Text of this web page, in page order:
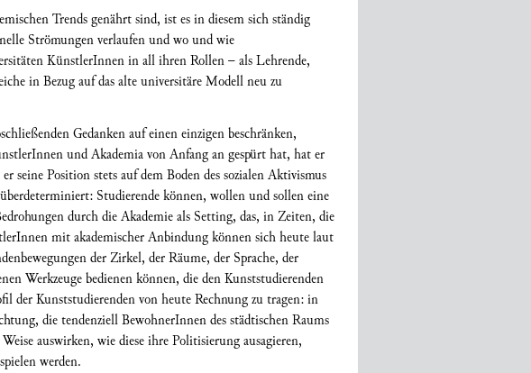
Trends genährt sind, ist es in diesem sich ständig
Strömungen verlaufen und wo und wie
KünstlerInnen in all ihren Rollen – als Lehrende,
in Bezug auf das alte universitäre Modell neu zu
Gedanken auf einen einzigen beschränken,
und Akademia von Anfang an gespürt hat, hat er
seine Position stets auf dem Boden des sozialen Aktivismus
Studierende können, wollen und sollen eine
durch die Akademie als Setting, das, in Zeiten, die
mit akademischer Anbindung können sich heute laut
der Zirkel, der Räume, der Sprache, der
Werkzeuge bedienen können, die den Kunststudierenden
der Kunststudierenden von heute Rechnung zu tragen: in
die tendenziell BewohnerInnen des städtischen Raums
auswirken, wie diese ihre Politisierung ausagieren,
werden.